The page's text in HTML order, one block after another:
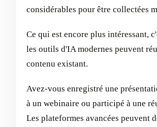
considérables pour être collectées
Ce qui est encore plus intéressant,
les outils d'IA modernes peuvent
contenu existant.
Avez-vous enregistré une
à un webinaire ou participé à une
Les plateformes avancées peuvent